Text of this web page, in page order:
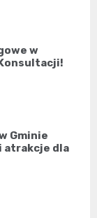
w
Gminie
atrakcje dla